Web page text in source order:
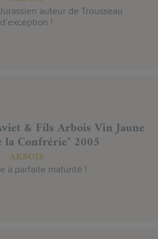
auteur de Trousseau
d’exception !
& Fils Arbois Vin Jaune
la Confrérie" 2005
ARBOIS
à parfaite maturité !